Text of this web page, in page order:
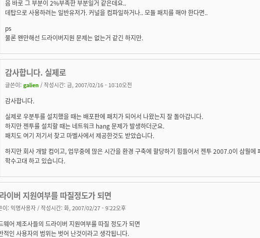
음 바로 그 부분이 2%부족한 부분일거 같은데요..
데탑으로 사용하려는 일반유저가. 커널을 컴파일하거나.. 모듈 패치를 해야 한다면..
ps
물론 왠만해선 드라이버지원 문제는 없는거 같긴 하지만.
감사합니다. 실제로
글쓴이: galien / 작성시간: 금, 2007/02/16 - 10:10오전
감사합니다.
실제로 우분투를 설치했을 때는 배포판에 패치가 되어서 나왔는지 잘 돌아갑니다.
하지만 젠투를 설치할 때는 네트워크 hang 문제가 발생하더군요.
패치도 여기 저기서 찾고 마벨사에서 제공한것도 받았습니다.
하지만 회사 개발 컴이고, 업무중에 많은 시간을 환경 구축에 할당하기 힘들어서 젠투 2007.0이 삼월에
학수고대 하고 있습니다.
이버 지원여부를 따질정도가 되면
이: 익명사용자 / 작성시간: 화, 2007/02/27 - 9:22오후
웨어 제조사들의 드라이버 지원여부를 따질 정도가 되면
적인 사용자의 범위는 벗어 난것이라고 생각됩니다.